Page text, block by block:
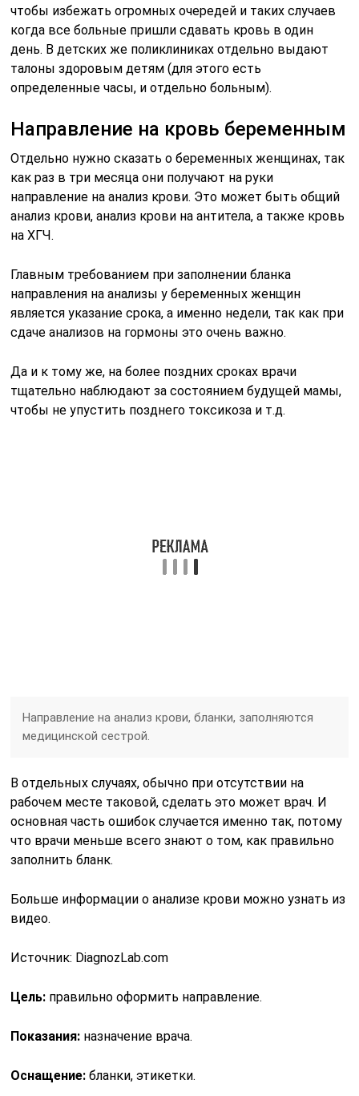
чтобы избежать огромных очередей и таких случаев
когда все больные пришли сдавать кровь в один
день. В детских же поликлиниках отдельно выдают
талоны здоровым детям (для этого есть
определенные часы, и отдельно больным).
Направление на кровь беременным
Отдельно нужно сказать о беременных женщинах, так
как раз в три месяца они получают на руки
направление на анализ крови. Это может быть общий
анализ крови, анализ крови на антитела, а также кровь
на ХГЧ.
Главным требованием при заполнении бланка
направления на анализы у беременных женщин
является указание срока, а именно недели, так как при
сдаче анализов на гормоны это очень важно.
Да и к тому же, на более поздних сроках врачи
тщательно наблюдают за состоянием будущей мамы,
чтобы не упустить позднего токсикоза и т.д.
Направление на анализ крови, бланки, заполняются
медицинской сестрой.
В отдельных случаях, обычно при отсутствии на
рабочем месте таковой, сделать это может врач. И
основная часть ошибок случается именно так, потому
что врачи меньше всего знают о том, как правильно
заполнить бланк.
Больше информации о анализе крови можно узнать из
видео.
Источник: DiagnozLab.com
Цель: правильно оформить направление.
Показания: назначение врача.
Оснащение:бланки, этикетки.